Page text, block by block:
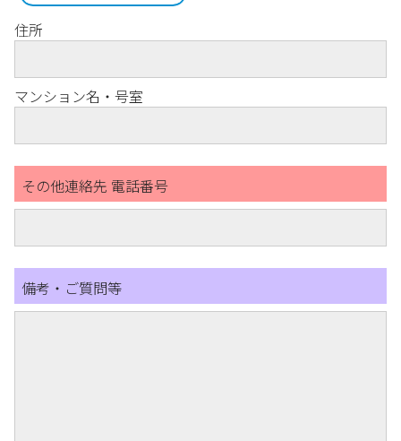
住所
マンション名・号室
その他連絡先 電話番号
備考・ご質問等